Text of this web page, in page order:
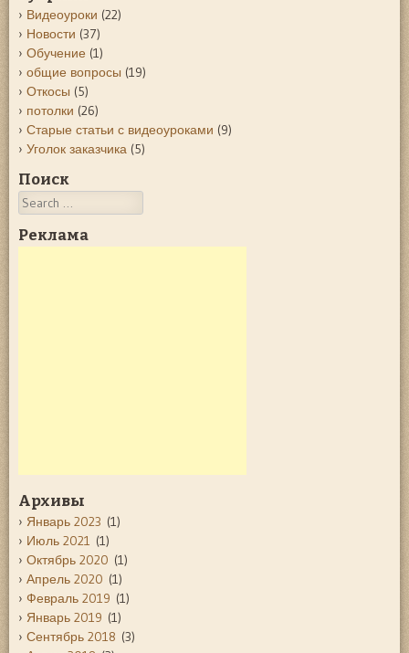
Видеоуроки (22)
Новости (37)
Обучение (1)
общие вопросы (19)
Откосы (5)
потолки (26)
Старые статьи с видеоуроками (9)
Уголок заказчика (5)
Поиск
Search
Реклама
Архивы
Январь 2023 (1)
Июль 2021 (1)
Октябрь 2020 (1)
Апрель 2020 (1)
Февраль 2019 (1)
Январь 2019 (1)
Сентябрь 2018 (3)